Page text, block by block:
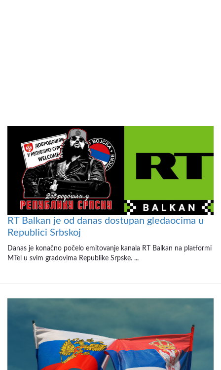
RT Balkan je od danas dostupan gledaocima u
Republici Srbskoj
Danas je konačno počelo emitovanje kanala RT Balkan na platformi
MTel u svim gradovima Republike Srpske. ...